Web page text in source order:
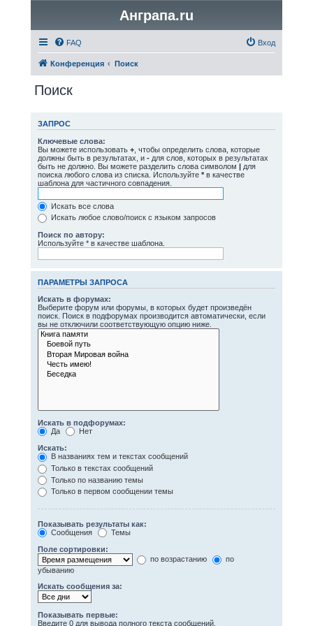
Анграпа.ru
FAQ Вход
Конференция Поиск
Поиск
ЗАПРОС
Ключевые слова:
Вы можете использовать +, чтобы определить слова, которые
должны быть в результатах, и -для слов, которых в результатах
быть не должно. Вы можете разделить слова символом |для
поиска любого слова из списка. Используйте *в качестве
шаблона для частичного совпадения.
Искать все слова
Искать любое слово/поиск с языком запросов
Поиск по автору:
Используйте * в качестве шаблона.
ПАРАМЕТРЫ ЗАПРОСА
Искать в форумах:
Выберите форум или форумы, в которых будет произведён
поиск. Поиск в подфорумах производится автоматически, если
вы не отключили соответствующую опцию ниже.
Искать в подфорумах:
Да
Нет
Искать:
В названиях тем и текстах сообщений
Только в текстах сообщений
Только по названию темы
Только в первом сообщении темы
Показывать результаты как:
Сообщения
Темы
Поле сортировки:
по возрастанию
по
убыванию
Искать сообщения за:
Показывать первые:
Введите 0 для вывода полного текста сообщений.